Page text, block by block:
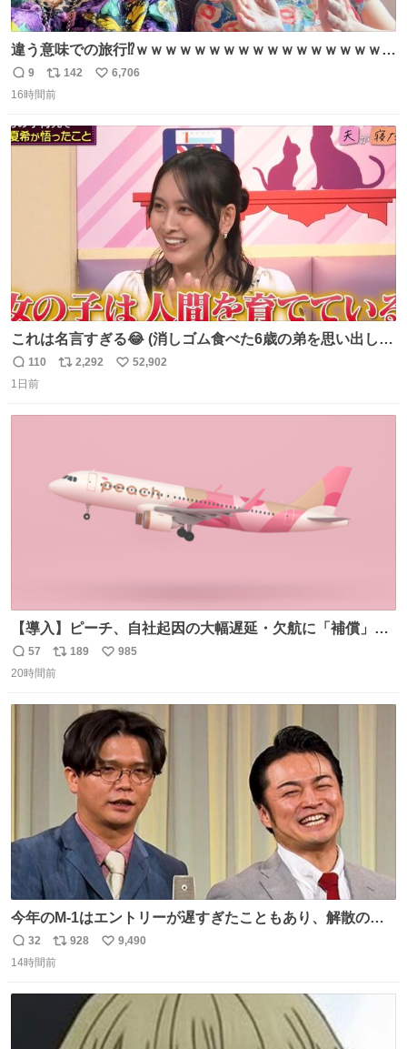
違う意味での旅行⁉️ｗｗｗｗｗｗｗｗｗｗｗｗｗｗｗｗｗｗ
ｗ
返
信
9
リ
ポ
ト
142
い
数
6,706
16時間前
これは名言すぎる😂 (消しゴム食べた6歳の弟を思い出しな
がら)
返
信
110
リ
2,292
い
52,902
1日前
【導入】ピーチ、自社起因の大幅遅延・欠航に「補償」開
始へ news.livedoor.com/article/detail… 同社に起因する理
由によって大幅遅延や欠航が発生した場合、乗客が負担し
は1人あたり上限1万円、国際線は上限2万円まで支払う。
返
信
57
リ
ポ
数
189
い
数
985
20時間前
今年のM-1はエントリーが遅すぎたこともあり、解散の可
能性を作り出してからのスタート！！ 遅くなって申し訳な
い🙏 エントリーナンバーは「GO!無策!」でかなり覚えやす
返
信
32
リ
ポ
928
い
数
9,490
14時間前